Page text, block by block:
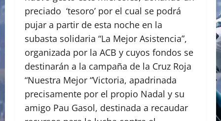
preciado ‘tesoro’ por el cual se podrá
pujar a partir de esta noche en la
subasta solidaria “La Mejor Asistencia”,
organizada por la ACB y cuyos fondos se
destinarán a la campaña de la Cruz Roja
“Nuestra Mejor “Victoria, apadrinada
precisamente por el propio Nadal y su
amigo Pau Gasol, destinada a recaudar